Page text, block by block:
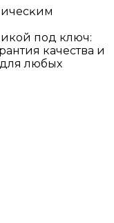
под ключ:
качества и
любых